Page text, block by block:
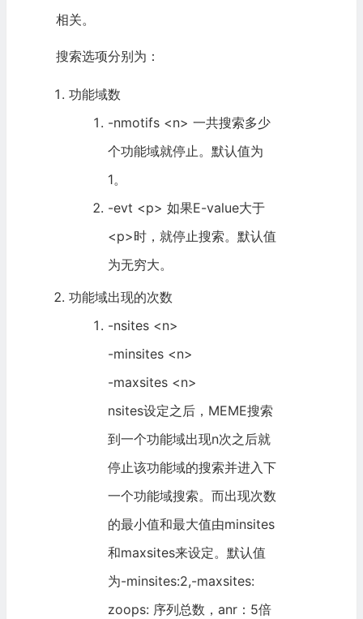
相关。
搜索选项分别为：
功能域数
-nmotifs <n> 一共搜索多少
个功能域就停止。默认值为
1。
-evt <p> 如果E-value大于
<p>时，就停止搜索。默认值
为无穷大。
功能域出现的次数
-nsites <n>
-minsites <n>
-maxsites <n>
nsites设定之后，MEME搜索
到一个功能域出现n次之后就
停止该功能域的搜索并进入下
一个功能域搜索。而出现次数
的最小值和最大值由minsites
和maxsites来设定。默认值
为-minsites:2,-maxsites:
zoops: 序列总数，anr：5倍